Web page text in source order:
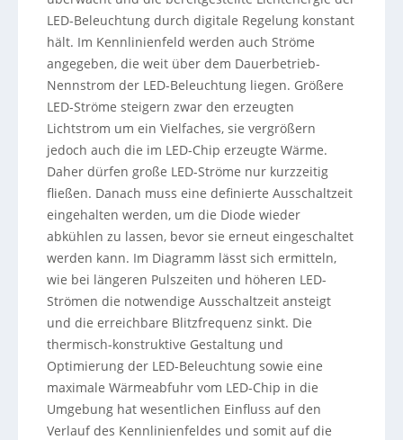
LED-Beleuchtung durch digitale Regelung konstant
hält. Im Kennlinienfeld werden auch Ströme
angegeben, die weit über dem Dauerbetrieb-
Nennstrom der LED-Beleuchtung liegen. Größere
LED-Ströme steigern zwar den erzeugten
Lichtstrom um ein Vielfaches, sie vergrößern
jedoch auch die im LED-Chip erzeugte Wärme.
Daher dürfen große LED-Ströme nur kurzzeitig
fließen. Danach muss eine definierte Ausschaltzeit
eingehalten werden, um die Diode wieder
abkühlen zu lassen, bevor sie erneut eingeschaltet
werden kann. Im Diagramm lässt sich ermitteln,
wie bei längeren Pulszeiten und höheren LED-
Strömen die notwendige Ausschaltzeit ansteigt
und die erreichbare Blitzfrequenz sinkt. Die
thermisch-konstruktive Gestaltung und
Optimierung der LED-Beleuchtung sowie eine
maximale Wärmeabfuhr vom LED-Chip in die
Umgebung hat wesentlichen Einfluss auf den
Verlauf des Kennlinienfeldes und somit auf die